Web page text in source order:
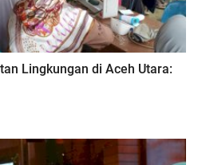
Lingkungan di Aceh Utara: